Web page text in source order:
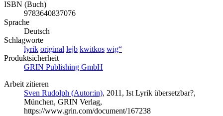
ISBN (Buch)
9783640837076
Sprache
Deutsch
Schlagworte
lyrik original lejb kwitkos wig“
Produktsicherheit
GRIN Publishing GmbH
Arbeit zitieren
Sven Rudolph (Autor:in), 2011, Ist Lyrik übersetzbar?,
München, GRIN Verlag,
https://www.grin.com/document/167238